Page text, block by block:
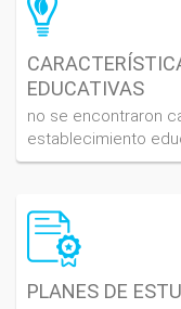
EDUCATIVAS
no se encontraron
establecimiento
PLANES DE